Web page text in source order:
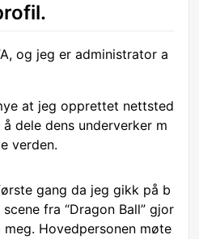
og jeg er administrator a
at jeg opprettet nettsted
dele dens underverker m
verden.
gang da jeg gikk på b
fra “Dragon Ball” gjor
Hovedpersonen møte